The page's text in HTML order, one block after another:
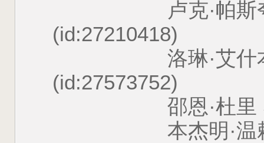
卢克·帕斯夸尼
(id:27210418)
洛琳·艾什本
(id:27573752)
邵恩·杜里
本杰明·温赖特